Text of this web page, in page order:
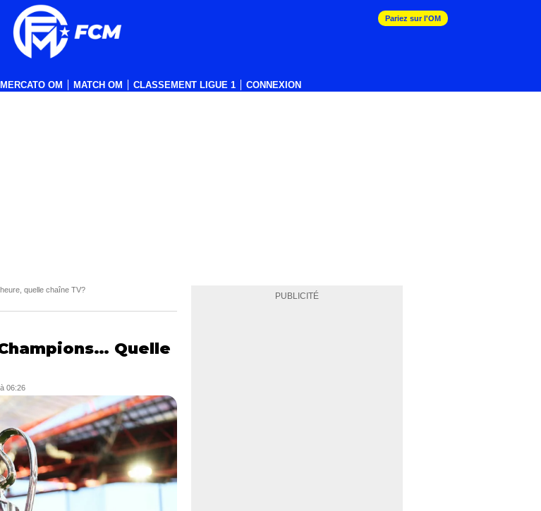
MERCATO OM MATCH OM CLASSEMENT LIGUE 1 CONNEXION
Pariez sur l'OM
PUBLICITÉ
quelle chaîne TV?
Quelle
06:26